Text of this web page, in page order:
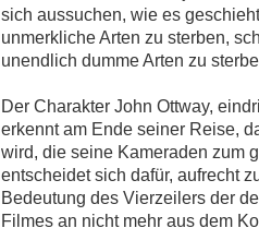
sich aussuchen, wie es
unmerkliche Arten zu sterben,
unendlich dumme Arten zu
Der Charakter John Ottway,
erkennt am Ende seiner Reise,
wird, die seine Kameraden zum
entscheidet sich dafür, aufrecht
Bedeutung des Vierzeilers der
Filmes an nicht mehr aus dem